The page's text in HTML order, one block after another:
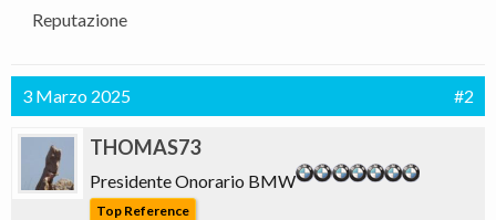
Reputazione
3 Marzo 2025 #2
THOMAS73
Presidente Onorario BMW
Top Reference